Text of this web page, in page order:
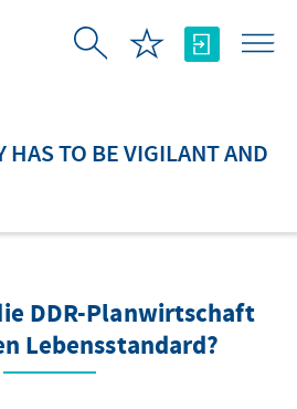
HAS TO BE VIGILANT AND
DDR-Planwirtschaft
Lebensstandard?